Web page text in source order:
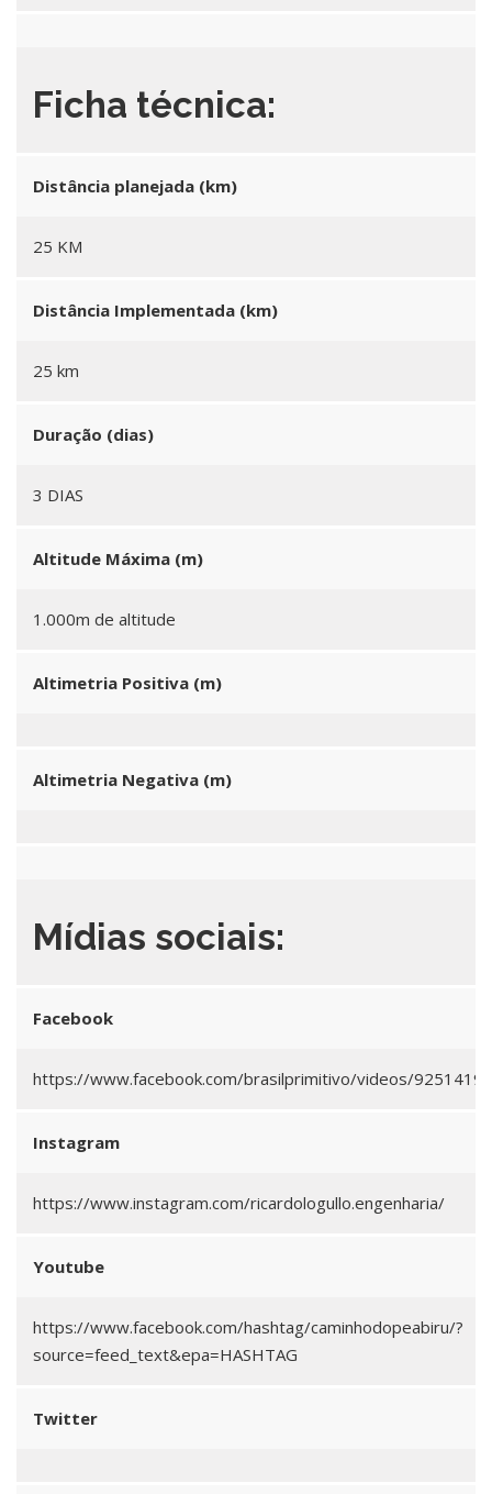
Ficha técnica:
Distância planejada (km)
25 KM
Distância Implementada (km)
25 km
Duração (dias)
3 DIAS
Altitude Máxima (m)
1.000m de altitude
Altimetria Positiva (m)
Altimetria Negativa (m)
Mídias sociais:
Facebook
https://www.facebook.com/brasilprimitivo/videos/
Instagram
https://www.instagram.com/ricardologullo.engenharia/
Youtube
https://www.facebook.com/hashtag/caminhodopeabiru/?
source=feed_text&epa=HASHTAG
Twitter